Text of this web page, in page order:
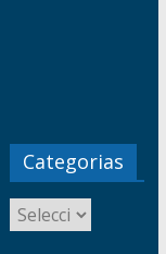
Categorias